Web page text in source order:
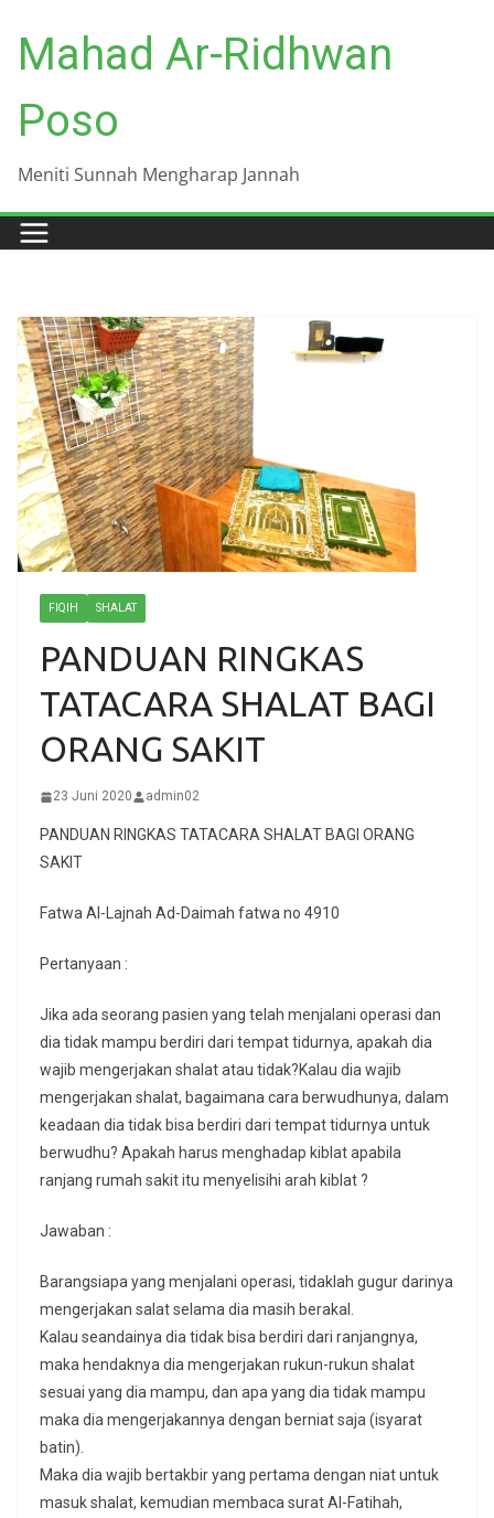
content
Mahad Ar-Ridhwan
Poso
Meniti Sunnah Mengharap Jannah
FIQIH SHALAT
PANDUAN RINGKAS
TATACARA SHALAT BAGI
ORANG SAKIT
23 Juni 2020 admin02
PANDUAN RINGKAS TATACARA SHALAT BAGI ORANG
SAKIT
Fatwa Al-Lajnah Ad-Daimah fatwa no 4910
Pertanyaan :
Jika ada seorang pasien yang telah menjalani operasi dan
dia tidak mampu berdiri dari tempat tidurnya, apakah dia
wajib mengerjakan shalat atau tidak?Kalau dia wajib
mengerjakan shalat, bagaimana cara berwudhunya, dalam
keadaan dia tidak bisa berdiri dari tempat tidurnya untuk
berwudhu? Apakah harus menghadap kiblat apabila
ranjang rumah sakit itu menyelisihi arah kiblat ?
Jawaban :
Barangsiapa yang menjalani operasi, tidaklah gugur darinya
mengerjakan salat selama dia masih berakal.
Kalau seandainya dia tidak bisa berdiri dari ranjangnya,
maka hendaknya dia mengerjakan rukun-rukun shalat
sesuai yang dia mampu, dan apa yang dia tidak mampu
maka dia mengerjakannya dengan berniat saja (isyarat
batin).
Maka dia wajib bertakbir yang pertama dengan niat untuk
masuk shalat, kemudian membaca surat Al-Fatihah,